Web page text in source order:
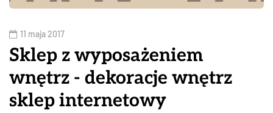
11 maja 2017
Sklep z wyposażeniem
wnętrz - dekoracje wnętrz
sklep internetowy